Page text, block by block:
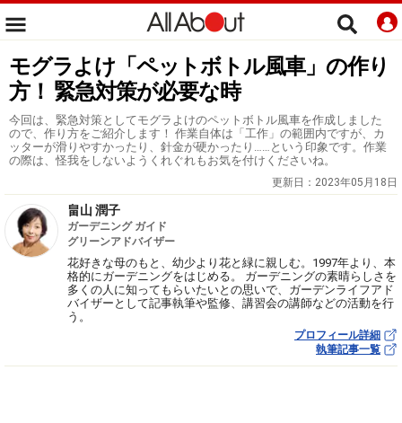
モグラよけ「ペットボトル風車」の作り
方！ 緊急対策が必要な時
今回は、緊急対策としてモグラよけのペットボトル風車を作成しました
ので、作り方をご紹介します！ 作業自体は「工作」の範囲内ですが、カ
ッターが滑りやすかったり、針金が硬かったり……という印象です。作業
の際は、怪我をしないようくれぐれもお気を付けくださいね。
更新日： 2023年05月18日
畠山 潤子
ガーデニング ガイド
グリーンアドバイザー
花好きな母のもと、幼少より花と緑に親しむ。1997年より、本
格的にガーデニングをはじめる。 ガーデニングの素晴らしさを
多くの人に知ってもらいたいとの思いで、ガーデンライフアド
バイザーとして記事執筆や監修、講習会の講師などの活動を行
う。
プロフィール詳細
執筆記事一覧